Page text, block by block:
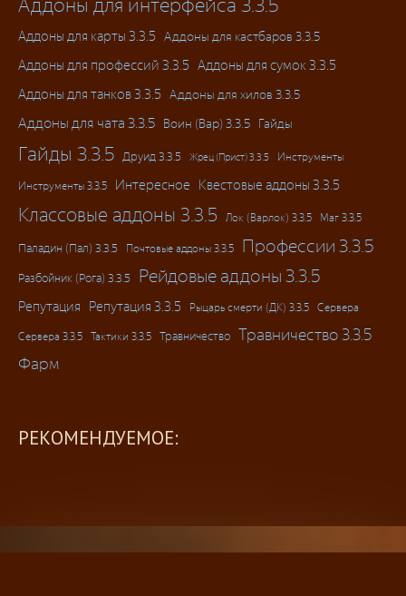
Аддоны для карты 3.3.5 Аддоны для кастбаров 3.3.5
Аддоны для профессий 3.3.5 Аддоны для сумок 3.3.5
Аддоны для танков 3.3.5 Аддоны для хилов 3.3.5
Аддоны для чата 3.3.5 Воин (Вар) 3.3.5 Гайды
Гайды 3.3.5 Друид 3.3.5 Жрец (Прист) 3.3.5 Инструменты
Инструменты 3.3.5 Интересное Квестовые аддоны 3.3.5
Классовые аддоны 3.3.5 Лок (Варлок) 3.3.5 Маг 3.3.5
Паладин (Пал) 3.3.5 Почтовые аддоны 3.3.5 Профессии 3.3.5
Разбойник (Рога) 3.3.5 Рейдовые аддоны 3.3.5
Репутация Репутация 3.3.5 Рыцарь смерти (ДК) 3.3.5 Сервера
Сервера 3.3.5 Тактики 3.3.5 Травничество Травничество 3.3.5
Фарм
РЕКОМЕНДУЕМОЕ: